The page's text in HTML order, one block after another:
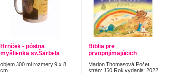
Hrnček - pôstna
myšlienka sv.Šarbela
objem 300 ml rozmery 9 x 8
cm
Biblia pre
prvoprijímajúcich
Marion Thomasová Počet
strán: 160 Rok vydania: 2022